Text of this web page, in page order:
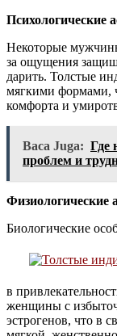
Психологические
Некоторые
за ощущения
дарить. Толстые
мягкими формами,
комфорта и
Baca Juga: Где
проблем и
Физиологические
Биологические
в
женщины с
эстрогенов, что в